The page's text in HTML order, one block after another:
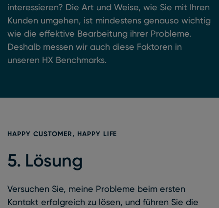
interessieren? Die Art und Weise, wie Sie mit Ihren
Kunden umgehen, ist mindestens genauso wichtig
wie die effektive Bearbeitung ihrer Probleme.
Deshalb messen wir auch diese Faktoren in
unseren HX Benchmarks.
HAPPY CUSTOMER, HAPPY LIFE
5. Lösung
Versuchen Sie, meine Probleme beim ersten
Kontakt erfolgreich zu lösen, und führen Sie die